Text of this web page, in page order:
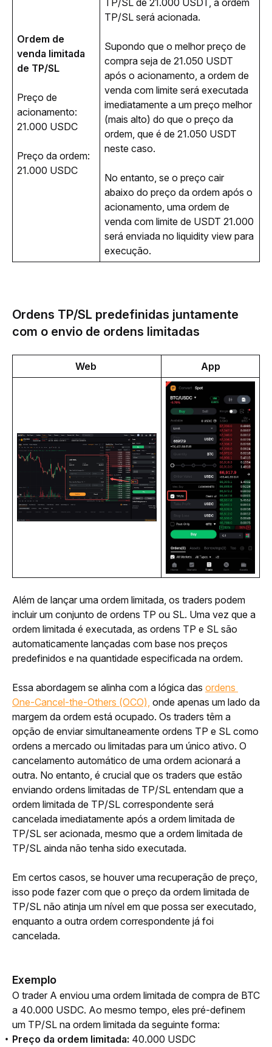
Ordem de
venda limitada
de TP/SL
Preço de
acionamento:
21.000 USDC
Preço da ordem:
21.000 USDC
TP/SL de 21.000 USDT, a ordem
TP/SL será acionada.
Supondo que o melhor preço de
compra seja de 21.050 USDT
após o acionamento, a ordem de
venda com limite será executada
imediatamente a um preço melhor
(mais alto) do que o preço da
ordem, que é de 21.050 USDT
neste caso.
No entanto, se o preço cair
abaixo do preço da ordem após o
acionamento, uma ordem de
venda com limite de USDT 21.000
será enviada no liquidity view para
execução.
Ordens TP/SL predefinidas juntamente
com o envio de ordens limitadas
Web App
Além de lançar uma ordem limitada, os traders podem
incluir um conjunto de ordens TP ou SL. Uma vez que a
ordem limitada é executada, as ordens TP e SL são
automaticamente lançadas com base nos preços
predefinidos e na quantidade especificada na ordem.
Essa abordagem se alinha com a lógica das ordens
One-Cancel-the-Others (OCO), onde apenas um lado da
margem da ordem está ocupado. Os traders têm a
opção de enviar simultaneamente ordens TP e SL como
ordens a mercado ou limitadas para um único ativo. O
cancelamento automático de uma ordem acionará a
outra. No entanto, é crucial que os traders que estão
enviando ordens limitadas de TP/SL entendam que a
ordem limitada de TP/SL correspondente será
cancelada imediatamente após a ordem limitada de
TP/SL ser acionada, mesmo que a ordem limitada de
TP/SL ainda não tenha sido executada.
Em certos casos, se houver uma recuperação de preço,
isso pode fazer com que o preço da ordem limitada de
TP/SL não atinja um nível em que possa ser executado,
enquanto a outra ordem correspondente já foi
cancelada.
Exemplo
O trader A enviou uma ordem limitada de compra de BTC
a 40.000 USDC. Ao mesmo tempo, eles pré-definem
um TP/SL na ordem limitada da seguinte forma:
Preço da ordem limitada: 40.000 USDC